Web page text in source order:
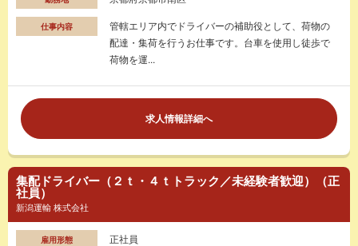
仕事内容
管轄エリア内でドライバーの補助役として、荷物の
配達・集荷を行うお仕事です。台車を使用し徒歩で
荷物を運...
求人情報詳細へ
集配ドライバー（２ｔ・４ｔトラック／未経験者歓迎）（正
社員）
新潟運輸 株式会社
雇用形態 正社員